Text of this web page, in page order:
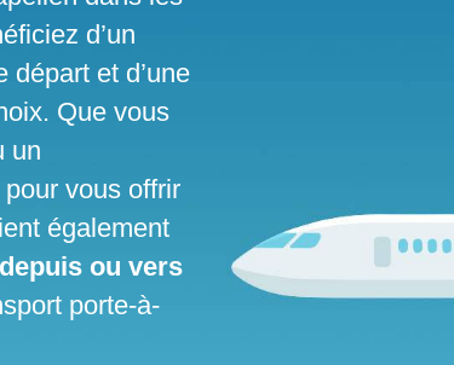
d’un
départ et d’une
Que vous
un
vous offrir
également
ou vers
porte-à-